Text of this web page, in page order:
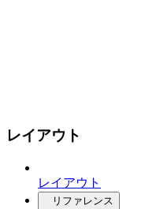
レイアウト
レイアウト
リファレンス